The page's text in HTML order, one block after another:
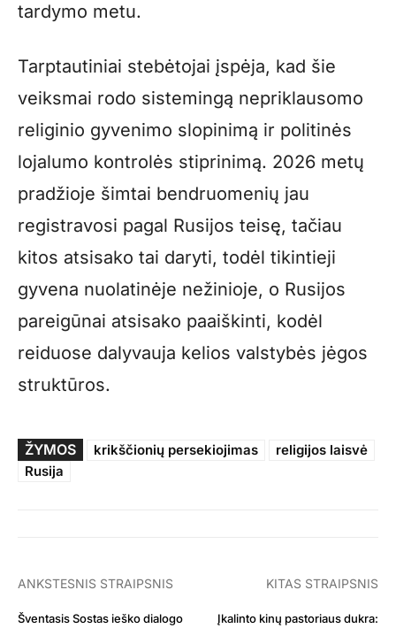
tardymo metu.
Tarptautiniai stebėtojai įspėja, kad šie
veiksmai rodo sistemingą nepriklausomo
religinio gyvenimo slopinimą ir politinės
lojalumo kontrolės stiprinimą. 2026 metų
pradžioje šimtai bendruomenių jau
registravosi pagal Rusijos teisę, tačiau
kitos atsisako tai daryti, todėl tikintieji
gyvena nuolatinėje nežinioje, o Rusijos
pareigūnai atsisako paaiškinti, kodėl
reiduose dalyvauja kelios valstybės jėgos
struktūros.
ŽYMOS krikščionių persekiojimas
religijos laisvė
Rusija
ANKSTESNIS STRAIPSNIS
Šventasis Sostas ieško dialogo
KITAS STRAIPSNIS
Įkalinto kinų pastoriaus dukra: